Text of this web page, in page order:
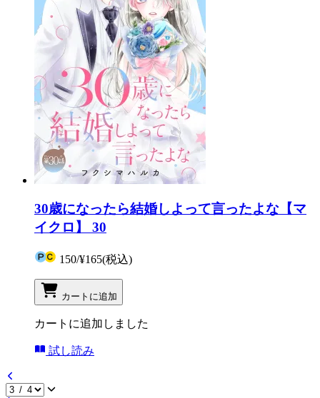
30歳になったら結婚しよって言ったよな【マ
イクロ】 30
150/¥165(税込)
カートに追加
カートに追加しました
試し読み